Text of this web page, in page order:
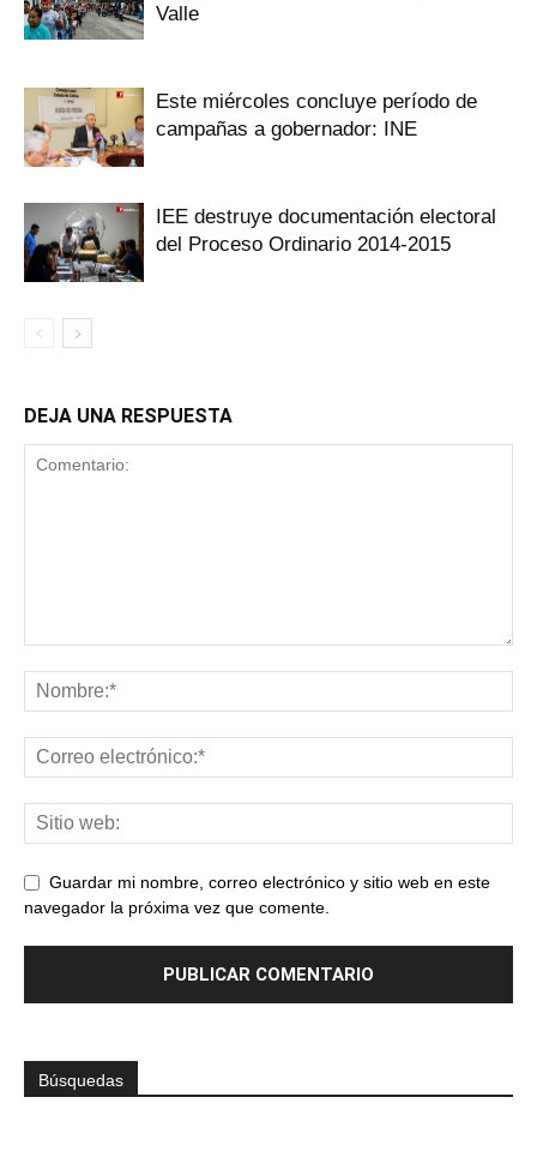
Valle
Este miércoles concluye período de
campañas a gobernador: INE
IEE destruye documentación electoral
del Proceso Ordinario 2014-2015
DEJA UNA RESPUESTA
Guardar mi nombre, correo electrónico y sitio web en este
navegador la próxima vez que comente.
Búsquedas